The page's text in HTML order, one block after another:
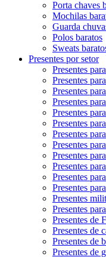
Porta chaves
Mochilas
Guarda
Polos baratos
Sweats
Presentes por setor
Presentes
Presentes
Presentes
Presentes
Presentes
Presentes
Presentes
Presentes
Presentes
Presentes
Presentes
Presentes
Presentes
Presentes
Presentes de
Presentes de
Presentes de
Presentes de